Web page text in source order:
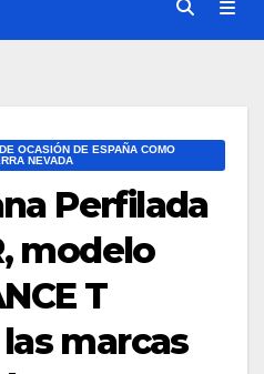
OCASIÓN DE ESPAÑA COMO
NEVADA
Perfilada
modelo
T
las marcas